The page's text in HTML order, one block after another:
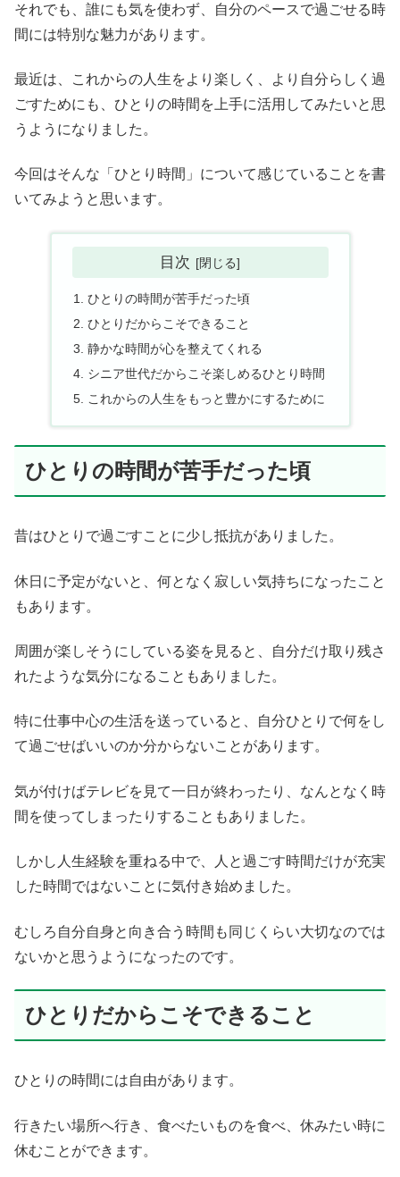
それでも、誰にも気を使わず、自分のペースで過ごせる時
間には特別な魅力があります。
最近は、これからの人生をより楽しく、より自分らしく過
ごすためにも、ひとりの時間を上手に活用してみたいと思
うようになりました。
今回はそんな「ひとり時間」について感じていることを書
いてみようと思います。
目次
ひとりの時間が苦手だった頃
ひとりだからこそできること
静かな時間が心を整えてくれる
シニア世代だからこそ楽しめるひとり時間
これからの人生をもっと豊かにするために
ひとりの時間が苦手だった頃
昔はひとりで過ごすことに少し抵抗がありました。
休日に予定がないと、何となく寂しい気持ちになったこと
もあります。
周囲が楽しそうにしている姿を見ると、自分だけ取り残さ
れたような気分になることもありました。
特に仕事中心の生活を送っていると、自分ひとりで何をし
て過ごせばいいのか分からないことがあります。
気が付けばテレビを見て一日が終わったり、なんとなく時
間を使ってしまったりすることもありました。
しかし人生経験を重ねる中で、人と過ごす時間だけが充実
した時間ではないことに気付き始めました。
むしろ自分自身と向き合う時間も同じくらい大切なのでは
ないかと思うようになったのです。
ひとりだからこそできること
ひとりの時間には自由があります。
行きたい場所へ行き、食べたいものを食べ、休みたい時に
休むことができます。